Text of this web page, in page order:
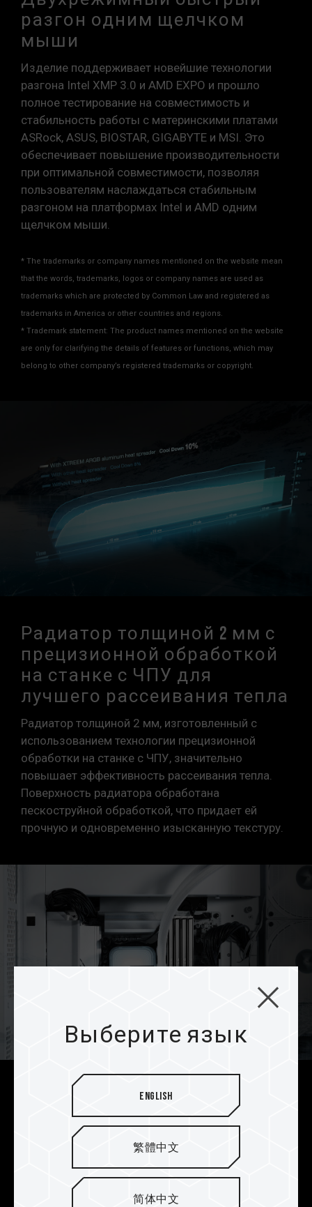
неисправностями процессора или
материнской платы, обратитесь в
соответствующую службу послепродажного
обслуживания производителя процессора
или материнской платы.
разгон одним щелчком
мыши
Изделие поддерживает новейшие технологии
разгона Intel XMP 3.0 и AMD EXPO и прошло
полное тестирование на совместимость и
стабильность работы с материнскими платами
ASRock, ASUS, BIOSTAR, GIGABYTE и MSI. Это
обеспечивает повышение производительности
при оптимальной совместимости, позволяя
пользователям наслаждаться стабильным
разгоном на платформах Intel и AMD одним
щелчком мыши.
* The trademarks or company names mentioned on the website mean
that the words, trademarks, logos or company names are used as
trademarks which are protected by Common Law and registered as
trademarks in America or other countries and regions.
* Trademark statement: The product names mentioned on the website
are only for clarifying the details of features or functions, which may
belong to other company’s registered trademarks or copyright.
Радиатор толщиной 2 мм с
прецизионной обработкой
на станке с ЧПУ для
лучшего рассеивания тепла
Радиатор толщиной 2 мм, изготовленный с
использованием технологии прецизионной
обработки на станке с ЧПУ, значительно
повышает эффективность рассеивания тепла.
Поверхность радиатора обработана
пескоструйной обработкой, что придает ей
прочную и одновременно изысканную текстуру.
Лучший выбор для сборок в
белой тематике
Белоснежная память XTREEM ARGB DDR5 WHITE
с эффектом полярного сияния идеально
подходит для различных сборок в белой
тематике. ARGB-подсветка и белизна создают
Выберите язык
English
繁體中文
简体中文